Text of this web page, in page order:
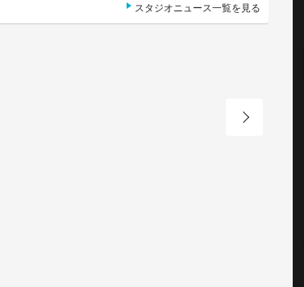
スタジオニュース一覧を見る